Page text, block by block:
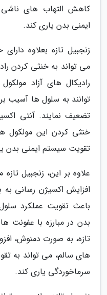
کاهش التهاب های
ایمنی بدن یاری کند.
زنجبیل تازه بعلاوه
می تواند به خنثی کردن
رادیکال های آزاد
توانند به سلول ها آسیب
تضعیف نمایند. آنتی
خنثی کردن این
تقویت سیستم ایمنی بدن
علاوه بر این، زنجبیل
افزایش اکسیژن رسانی
باعث تقویت عملکرد
بدن در مبارزه با
تازه، به صورت دمنوش،
های سالم، می تواند به
سرماخوردگی یاری کند.